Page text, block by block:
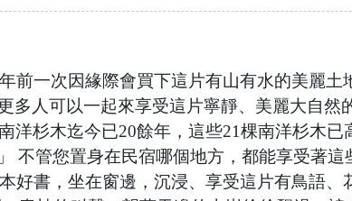
前一次因緣際會買下這片有山有水的美麗土
人可以一起來享受這片寧靜、美麗大自然
杉木迄今已20餘年，這些21棵南洋杉木已
不管您置身在民宿哪個地方，都能享受著這
好書，坐在窗邊，沉浸、享受這片有鳥語、